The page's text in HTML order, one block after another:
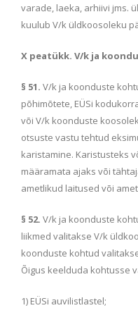
varade, laeka, arhiivi jms.
kuulub V/k üldkoosoleku
X peatükk. V/k ja
§ 51. V/k ja koonduste
põhimõtete, EÜSi
või V/k koonduste
otsuste vastu tehtud
karistamine. Karistusteks
määramata ajaks või
ametlikud laitused või
§ 52. V/k ja koonduste
liikmed valitakse V/k
koonduste kohtud
Õigus keelduda kohtusse
1) EÜSi auvilistlastel;